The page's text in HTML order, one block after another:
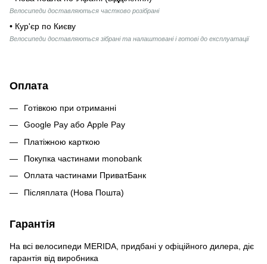
Велосипеди доставляються частково розібрані
• Кур'єр по Києву
Велосипеди доставляються зібрані та налаштовані і готові до експлуатації
Оплата
Готівкою при отриманні
Google Pay або Apple Pay
Платіжною карткою
Покупка частинами monobank
Оплата частинами ПриватБанк
Післяплата (Нова Пошта)
Гарантія
На всі велосипеди MERIDA, придбані у офіційного дилера, діє
гарантія від виробника